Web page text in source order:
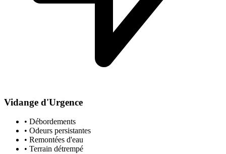
Vidange d'Urgence
• Débordements
• Odeurs persistantes
• Remontées d'eau
• Terrain détrempé